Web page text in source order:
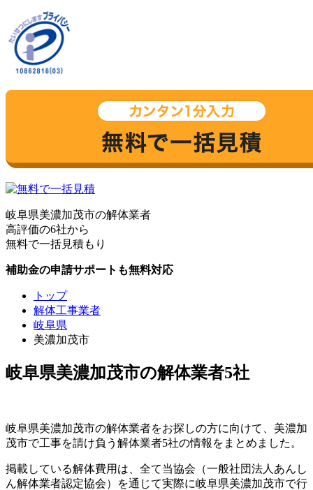
岐阜県美濃加茂市の解体業者
高評価の6社から
無料で一括見積もり
補助金の申請サポートも無料対応
トップ
解体工事業者
岐阜県
美濃加茂市
岐阜県美濃加茂市の解体業者5社
岐阜県美濃加茂市の解体業者をお探しの方に向けて、美濃加
茂市で工事を請け負う解体業者5社の情報をまとめました。
掲載している解体費用は、全て当協会（一般社団法人あんし
ん解体業者認定協会）を通じて実際に岐阜県美濃加茂市で行